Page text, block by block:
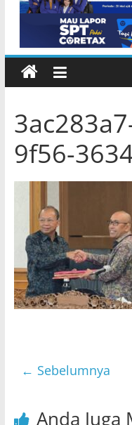
9f56-
← Sebelumnya
Anda Juga